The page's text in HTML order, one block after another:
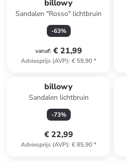
billowy
Sandalen "Rosso" lichtbruin
-63%
vanaf: € 21,99
Adviesprijs (AVP): € 59,90*
billowy
Sandalen lichtbruin
-73%
€ 22,99
Adviesprijs (AVP): € 85,90*